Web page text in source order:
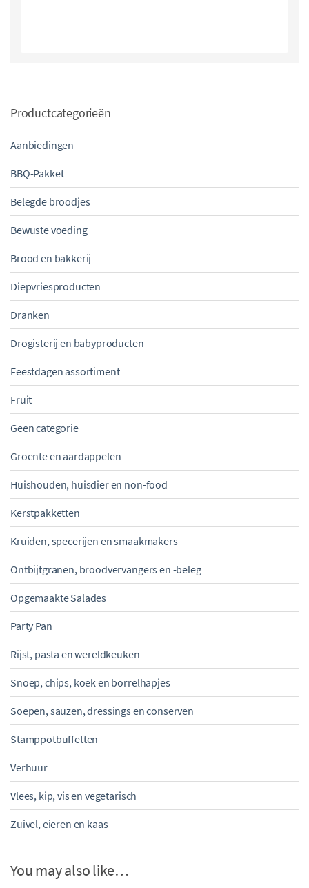
Productcategorieën
Aanbiedingen
BBQ-Pakket
Belegde broodjes
Bewuste voeding
Brood en bakkerij
Diepvriesproducten
Dranken
Drogisterij en babyproducten
Feestdagen assortiment
Fruit
Geen categorie
Groente en aardappelen
Huishouden, huisdier en non-food
Kerstpakketten
Kruiden, specerijen en smaakmakers
Ontbijtgranen, broodvervangers en -beleg
Opgemaakte Salades
Party Pan
Rijst, pasta en wereldkeuken
Snoep, chips, koek en borrelhapjes
Soepen, sauzen, dressings en conserven
Stamppotbuffetten
Verhuur
Vlees, kip, vis en vegetarisch
Zuivel, eieren en kaas
You may also like…